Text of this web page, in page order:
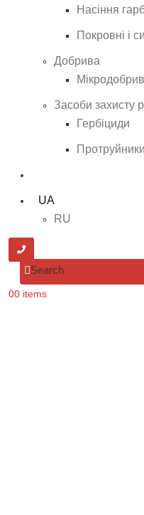
Насіння
Покровні і
Добрива
Засоби захисту
Гербіциди
UA
RU
Search
00 items